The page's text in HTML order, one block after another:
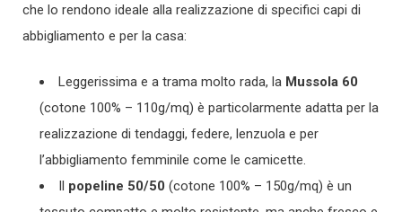
che lo rendono ideale alla realizzazione di specifici capi di
abbigliamento e per la casa:
Leggerissima e a trama molto rada, la Mussola 60
(cotone 100% – 110g/mq) è particolarmente adatta per la
realizzazione di tendaggi, federe, lenzuola e per
l’abbigliamento femminile come le camicette.
Il popeline 50/50 (cotone 100% – 150g/mq) è un